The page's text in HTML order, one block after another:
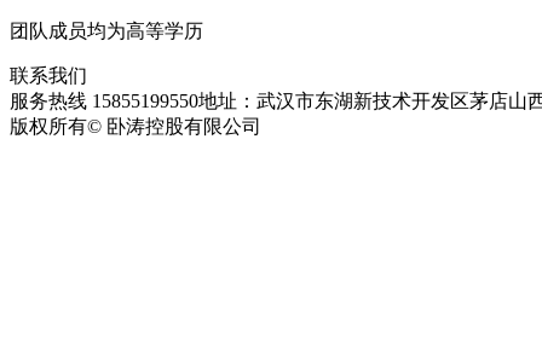
团队成员均为高等学历
联系我们
服务热线 15855199550地址：武汉市东湖新技术开发区茅店山
版权所有© 卧涛控股有限公司